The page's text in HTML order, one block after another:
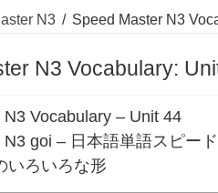
N3 / Speed Master N3
N3 Vocabulary:
Vocabulary – Unit 44
N3 goi – 日本語単語スピー
いろいろな形